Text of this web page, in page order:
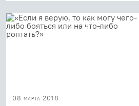
08 марта 2018